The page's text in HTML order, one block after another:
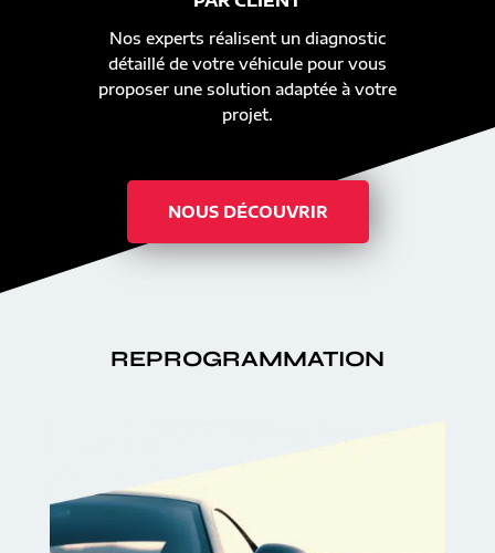
Nos experts réalisent un diagnostic
détaillé de votre véhicule pour vous
proposer une solution adaptée à votre
projet.
NOUS DÉCOUVRIR
REPROGRAMMATION